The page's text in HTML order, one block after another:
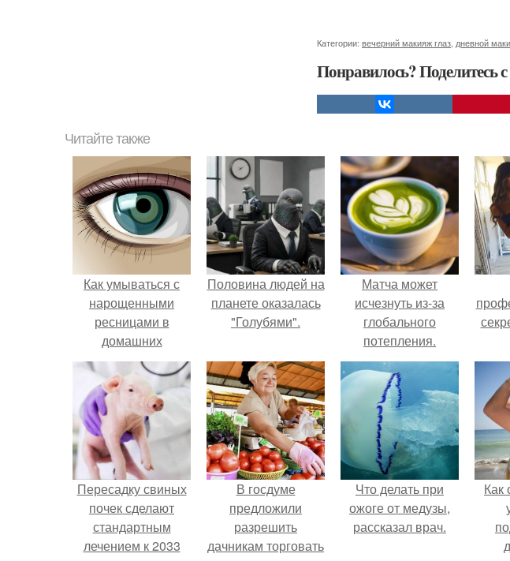
Категории: вечерний макияж глаз дневной
Понравилось? Поделитесь
Читайте также
Как умываться с
нарощенными
ресницами в
домашних
условиях. Как
правильно смыть
макияж с
нарощенными
ресницами?
Половина людей на
планете оказалась
"Голубями".
Матча может
исчезнуть из-за
глобального
потепления.
Пересадку свиных
почек сделают
стандартным
лечением к 2033
В госдуме
предложили
разрешить
дачникам торговать
Что делать при
ожоге от медузы,
рассказал врач.
Как